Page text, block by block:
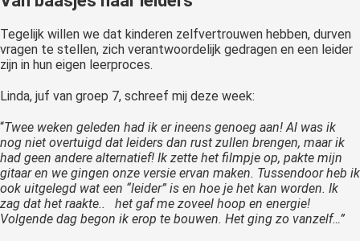
Tegelijk willen we dat kinderen zelfvertrouwen hebben, durven
vragen te stellen, zich verantwoordelijk gedragen en een leider
zijn in hun eigen leerproces.
Linda, juf van groep 7, schreef mij deze week:
“Twee weken geleden had ik er ineens genoeg aan! Al was ik
nog niet overtuigd dat leiders dan rust zullen brengen, maar ik
had geen andere alternatief! Ik zette het filmpje op, pakte mijn
gitaar en we gingen onze versie ervan maken. Tussendoor heb ik
ook uitgelegd wat een “leider” is en hoe je het kan worden. Ik
zag dat het raakte.. het gaf me zoveel hoop en energie!
Volgende dag begon ik erop te bouwen. Het ging zo vanzelf…”